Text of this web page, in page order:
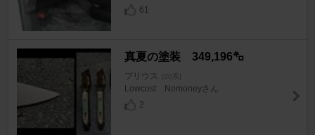
61
真夏の塗装 349,196㌔
プリウス [30系]
Lowcost Nomoneyさん
2